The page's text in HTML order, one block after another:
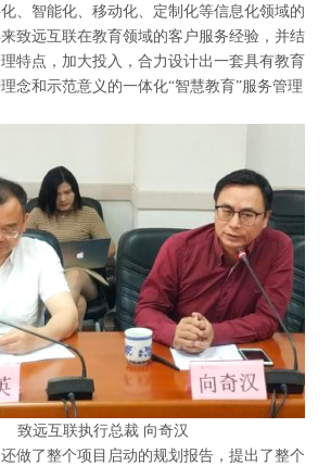
、智能化、移动化、定制化等信息化领域的
致远互联在教育领域的客户服务经验，并结
特点，加大投入，合力设计出一套具有教育
念和示范意义的一体化“智慧教育”服务管理
致远互联执行总裁 向奇汉
做了整个项目启动的规划报告，提出了整个